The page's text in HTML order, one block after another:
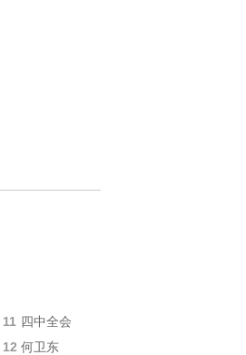
11 四中全会
12 何卫东